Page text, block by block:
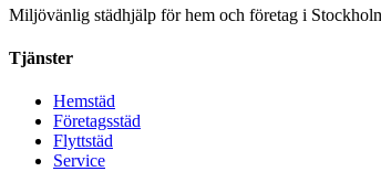
Miljövänlig städhjälp för hem och företag i
Tjänster
Hemstäd
Företagsstäd
Flyttstäd
Service